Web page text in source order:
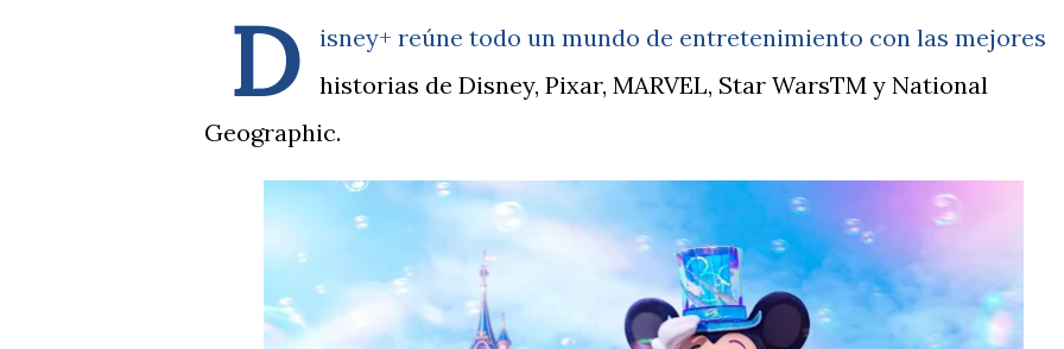
D
isney+ reúne todo un mundo de entretenimiento con las mejores
historias de Disney, Pixar, MARVEL, Star WarsTM y National
Geographic.